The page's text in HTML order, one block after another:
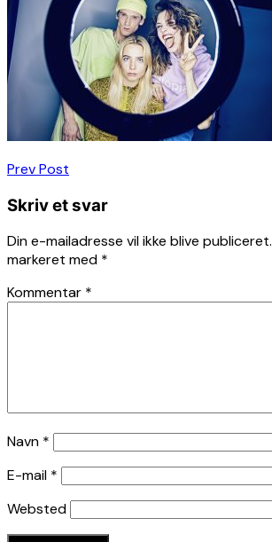
Indlægsnavigation
Prev Post
Skriv et svar
Din e-mailadresse vil ikke blive publiceret.
markeret med *
Kommentar *
Navn *
E-mail *
Websted